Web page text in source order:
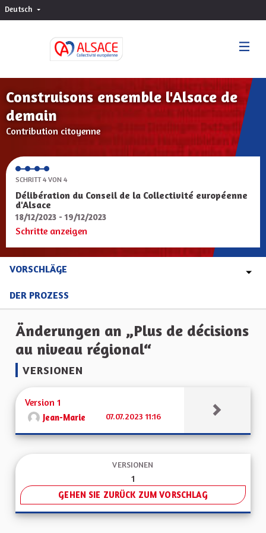
Deutsch Choisir la langue
Construisons ensemble l'Alsace de
demain
Contribution citoyenne
SCHRITT 4 VON 4
Délibération du Conseil de la Collectivité européenne
d'Alsace
18/12/2023 - 19/12/2023
Schritte anzeigen
VORSCHLÄGE
DER PROZESS
Änderungen an „Plus de décisions
au niveau régional“
VERSIONEN
Version 1
Jean-Marie 07.07.2023 11:16
VERSIONEN
1
GEHEN SIE ZURÜCK ZUM VORSCHLAG